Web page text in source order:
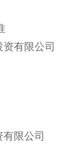
有限公司
限公司